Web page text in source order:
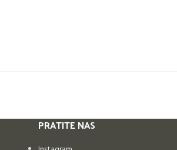
PRATITE NAS